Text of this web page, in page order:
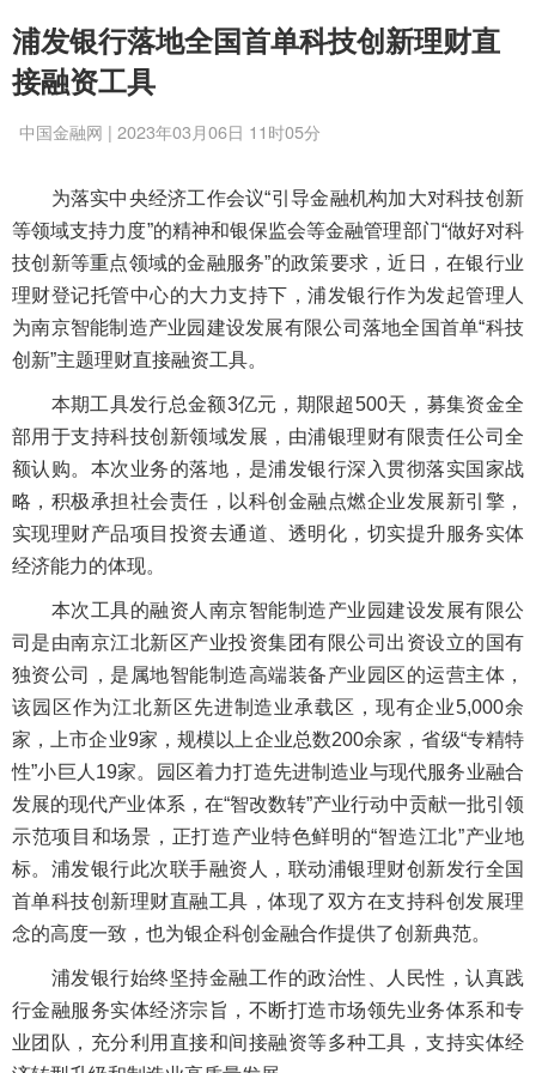
浦发银行落地全国首单科技创新理财直
接融资工具
中国金融网 | 2023年03月06日 11时05分
为落实中央经济工作会议“引导金融机构加大对科技创新
等领域支持力度”的精神和银保监会等金融管理部门“做好对科
技创新等重点领域的金融服务”的政策要求，近日，在银行业
理财登记托管中心的大力支持下，浦发银行作为发起管理人
为南京智能制造产业园建设发展有限公司落地全国首单“科技
创新”主题理财直接融资工具。
本期工具发行总金额3亿元，期限超500天，募集资金全
部用于支持科技创新领域发展，由浦银理财有限责任公司全
额认购。本次业务的落地，是浦发银行深入贯彻落实国家战
略，积极承担社会责任，以科创金融点燃企业发展新引擎，
实现理财产品项目投资去通道、透明化，切实提升服务实体
经济能力的体现。
本次工具的融资人南京智能制造产业园建设发展有限公
司是由南京江北新区产业投资集团有限公司出资设立的国有
独资公司，是属地智能制造高端装备产业园区的运营主体，
该园区作为江北新区先进制造业承载区，现有企业5,000余
家，上市企业9家，规模以上企业总数200余家，省级“专精特
性”小巨人19家。园区着力打造先进制造业与现代服务业融合
发展的现代产业体系，在“智改数转”产业行动中贡献一批引领
示范项目和场景，正打造产业特色鲜明的“智造江北”产业地
标。浦发银行此次联手融资人，联动浦银理财创新发行全国
首单科技创新理财直融工具，体现了双方在支持科创发展理
念的高度一致，也为银企科创金融合作提供了创新典范。
浦发银行始终坚持金融工作的政治性、人民性，认真践
行金融服务实体经济宗旨，不断打造市场领先业务体系和专
业团队，充分利用直接和间接融资等多种工具，支持实体经